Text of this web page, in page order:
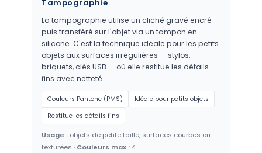
Tampographie
La tampographie utilise un cliché gravé encré
puis transféré sur l'objet via un tampon en
silicone. C'est la technique idéale pour les petits
objets aux surfaces irrégulières — stylos,
briquets, clés USB — où elle restitue les détails
fins avec netteté.
Couleurs Pantone (PMS)
Idéale pour petits objets
Restitue les détails fins
Usage : objets de petite taille, surfaces courbes ou
texturées · Couleurs max : 4